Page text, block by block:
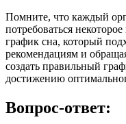
Помните, что каждый
потребоваться
график сна, который
рекомендациям и
создать правильный
достижению
Вопрос-ответ: